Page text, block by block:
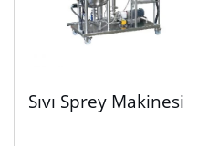
Sıvı Sprey Makinesi